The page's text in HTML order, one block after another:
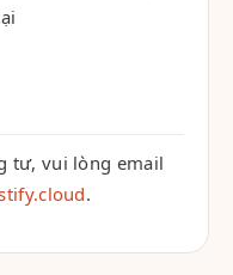
tư, vui lòng email
.